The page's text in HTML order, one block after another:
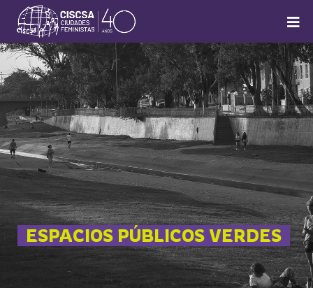
ESPACIOS PÚBLICOS VERDES